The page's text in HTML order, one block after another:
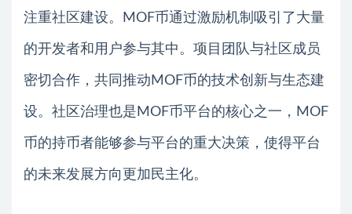
注重社区建设。MOF币通过激励机制吸引了大量
的开发者和用户参与其中。项目团队与社区成员
密切合作，共同推动MOF币的技术创新与生态建
设。社区治理也是MOF币平台的核心之一，MOF
币的持币者能够参与平台的重大决策，使得平台
的未来发展方向更加民主化。